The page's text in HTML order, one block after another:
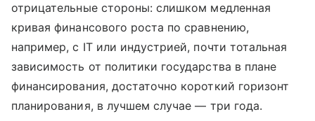
отрицательные стороны: слишком медленная
кривая финансового роста по сравнению,
например, с IT или индустрией, почти тотальная
зависимость от политики государства в плане
финансирования, достаточно короткий горизонт
планирования, в лучшем случае — три года.